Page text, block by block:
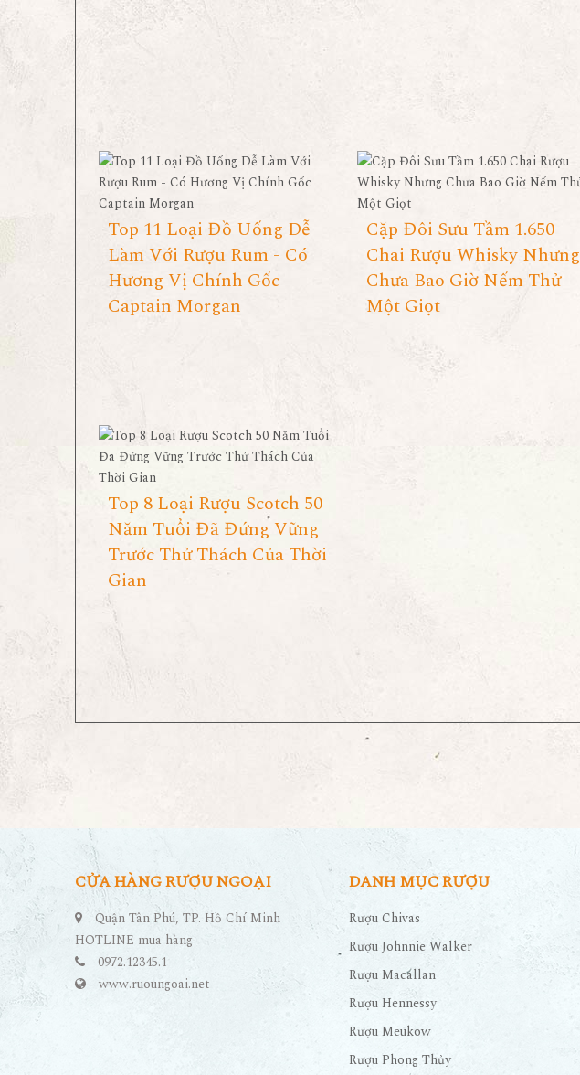
Top 11 Loại Đồ Uống Dễ
Làm Với Rượu Rum - Có
Hương Vị Chính Gốc
Captain Morgan
Cặp Đôi Sưu Tầm 1.650
Chai Rượu Whisky Nhưng
Chưa Bao Giờ Nếm Thử
Một Giọt
Top 8 Loại Rượu Scotch 50
Năm Tuổi Đã Đứng Vững
Trước Thử Thách Của Thời
Gian
CỬA HÀNG RƯỢU NGOẠI
Quận Tân Phú, TP. Hồ Chí Minh
HOTLINE mua hàng
0972.12345.1
www.ruoungoai.net
DANH MỤC RƯỢU
Rượu Chivas
Rượu Johnnie Walker
Rượu Macallan
Rượu Hennessy
Rượu Meukow
Rượu Phong Thủy